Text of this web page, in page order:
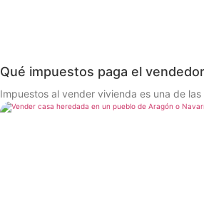
Qué impuestos paga el
Impuestos al vender vivienda es una de